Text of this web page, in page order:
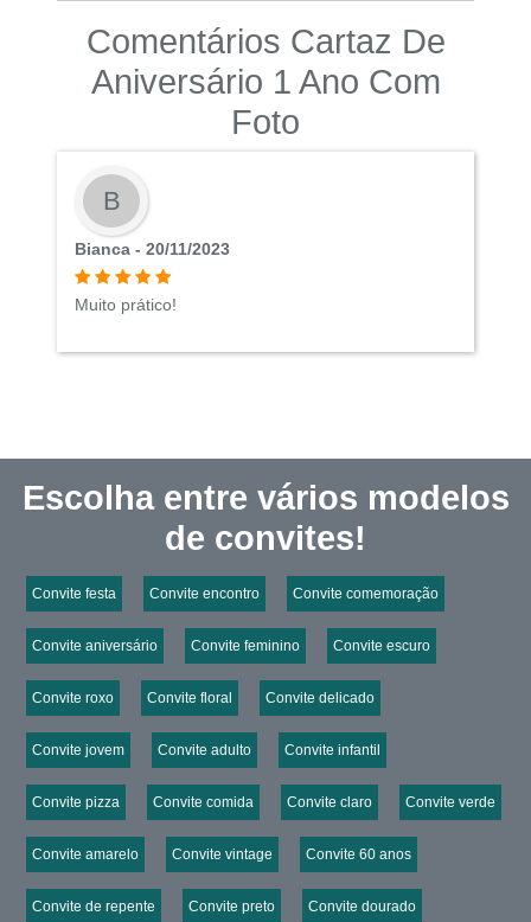
Comentários Cartaz De
Aniversário 1 Ano Com
Foto
B
Bianca - 20/11/2023
Muito prático!
Escolha entre vários modelos
de convites!
Convite festa Convite encontro Convite comemoração
Convite aniversário Convite feminino Convite escuro
Convite roxo Convite floral Convite delicado
Convite jovem Convite adulto Convite infantil
Convite pizza Convite comida Convite claro Convite verde
Convite amarelo Convite vintage Convite 60 anos
Convite de repente Convite preto Convite dourado